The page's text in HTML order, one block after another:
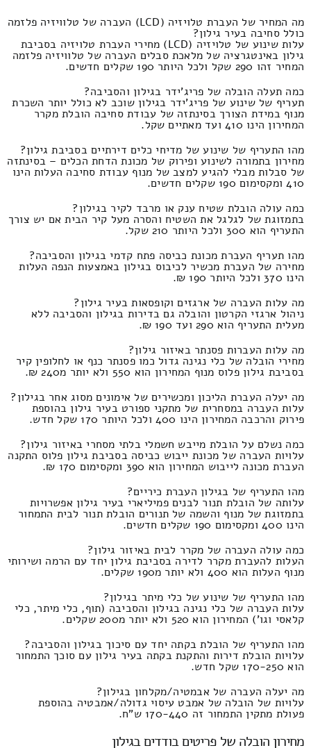
מה המחיר של העברת טלויזיה (LCD) העברה של טלוויזיה פלזמה
כולל סחיבה בעיר גילון?
עלות שינוע של טלויזיה (LCD) מחירי העברת טלויזיה בסביבת
גילון באינטגרציה של מלאכת סבלים העברה של טלוויזיה פלזמה
המחיר זהו 290 שקל ולכל היותר 190 שקלים חדשים.
כמה תעלה הובלה של פריג'ידר בגילון והסביבה?
תעריף של שינוע של פריג'ידר בגילון שוכב לא כולל יותר השכרת
מנוף במידת הצורך בסינתזה של עבודת סחיבה הובלת מקרר
המחירון הינו 410 ועד מאתיים שקל.
מהו התעריף של שינוע של מדיחי כלים דירתיים בסביבת גילון?
מחירון בתמורה לשינוע ופירוק של מכונת הדחת הכלים – בסינתזה
של סבלות מבלי להגיע למצב של מנוף עבודת סחיבה העלות הינו
410 ומקסימום 190 שקלים חדשים.
כמה עולה הובלת שטיח ענק או מרבד לקיר בגילון?
בתמזוגת של לגלגל את השטיח והסרה מעל קיר הבית אם יש צורך
התעריף הוא 300 ולכל היותר 210 שקל.
מהו תעריף העברת מכונת כביסה פתח קדמי בגילון והסביבה?
מחירה של העברת מכשיר לכיבוס בגילון באמצעות הנפה העלות
הינו 370 ולכל היותר 190 ₪.
מה עלות העברה של ארגזים וקופסאות בעיר גילון?
ניהול ארגזי הקרטון והובלה גם בדירות בגילון והסביבה ללא
מעלית התעריף הוא 290 ועד 190 ₪.
מה עלות העברות פסנתר באיזור גילון?
מחירי הובלה של כלי נגינה גדול כמו פסנתר כנף או לחלופין קיר
בסביבת גילון פלוס מנוף המחירון הוא 550 ולא יותר מ240 ₪.
מה יעלה העברת הליכון ומכשירים של אימונים מסוג אחר בגילון?
עלות העברה במסחרית של מתקני ספורט בעיר גילון בהוספת
פירוק והרכבה המחירון הינו 400 ולכל היותר 170 שקל חדש.
כמה נשלם על הובלת מייבש חשמלי בלתי מסחרי באיזור גילון?
עלויות העברה של מכונת ייבוש כביסה בסביבת גילון פלוס התקנה
העברת מכונה לייבוש המחירון הוא 390 ומקסימום 170 ₪.
מהו התעריף של בגילון העברת כיריים?
עלותה של הובלת תנור לבנים פמיליארי בעיר גילון אפשרויות
בתמזוגת של מנוף והשמה של תנורים הובלת תנור לבית התמחור
הינו 400 ומקסימום 190 שקלים חדשים.
כמה עולה העברה של מקרר לבית באיזור גילון?
העלות להעברת מקרר לדירה בסביבת גילון יחד עם הרמה ושירותי
מנוף העלות הוא 400 ולא יותר מ190 שקלים.
מהו התעריף של שינוע של כלי מיתר בגילון?
עלות העברה של כלי נגינה בגילון והסביבה (תוף, כלי מיתר, כלי
קלאסי וגו') המחירון הוא 520 ולא יותר מ200 שקלים.
מהו התעריף של הובלת בקתה יחד עם סיכוך בגילון והסביבה?
עלויות הובלת דירות והתקנת בקתה בעיר גילון עם סוכך התמחור
הוא 170-250 שקל חדש.
מה יעלה העברה של אבמטיה/מקלחון בגילון?
עלויות של הובלה של אמבט עיסוי גדולה/אמבטיה בהוספת
פעולת מתקין התמחור זה 170-440 ש"ח.
מחירון הובלה של פריטים בודדים בגילון